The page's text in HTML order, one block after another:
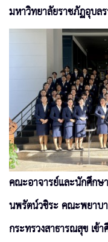
มหาวิทยาลัยราชภัฏอุบล
คณะอาจารย์และนักศึกษ
นพรัตน์วชิระ คณะพยาบ
กระทรวงสาธารณสุข เข้